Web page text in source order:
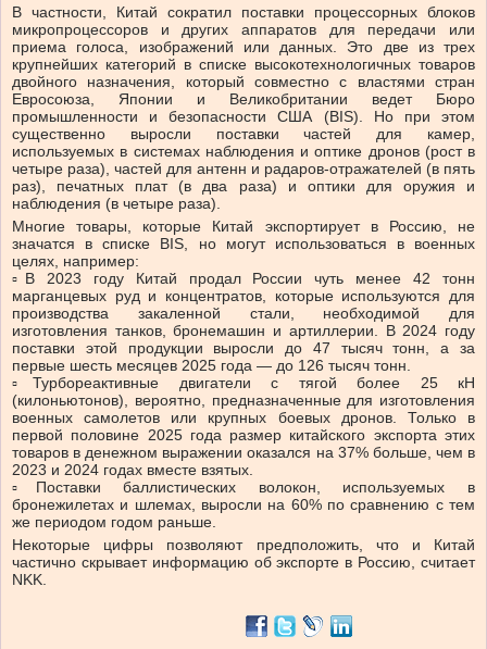
В частности, Китай сократил поставки процессорных блоков
микропроцессоров и других аппаратов для передачи или
приема голоса, изображений или данных. Это две из трех
крупнейших категорий в списке высокотехнологичных товаров
двойного назначения, который совместно с властями стран
Евросоюза, Японии и Великобритании ведет Бюро
промышленности и безопасности США (BIS). Но при этом
существенно выросли поставки частей для камер,
используемых в системах наблюдения и оптике дронов (рост в
четыре раза), частей для антенн и радаров-отражателей (в пять
раз), печатных плат (в два раза) и оптики для оружия и
наблюдения (в четыре раза).
Многие товары, которые Китай экспортирует в Россию, не
значатся в списке BIS, но могут использоваться в военных
целях, например:
▫️В 2023 году Китай продал России чуть менее 42 тонн
марганцевых руд и концентратов, которые используются для
производства закаленной стали, необходимой для
изготовления танков, бронемашин и артиллерии. В 2024 году
поставки этой продукции выросли до 47 тысяч тонн, а за
первые шесть месяцев 2025 года — до 126 тысяч тонн.
▫️Турбореактивные двигатели с тягой более 25 кН
(килоньютонов), вероятно, предназначенные для изготовления
военных самолетов или крупных боевых дронов. Только в
первой половине 2025 года размер китайского экспорта этих
товаров в денежном выражении оказался на 37% больше, чем в
2023 и 2024 годах вместе взятых.
▫️Поставки баллистических волокон, используемых в
бронежилетах и шлемах, выросли на 60% по сравнению с тем
же периодом годом раньше.
Некоторые цифры позволяют предположить, что и Китай
частично скрывает информацию об экспорте в Россию, считает
NKK.